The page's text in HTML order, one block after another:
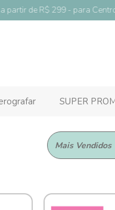
de R$ 299 - para Centro-
SUPER